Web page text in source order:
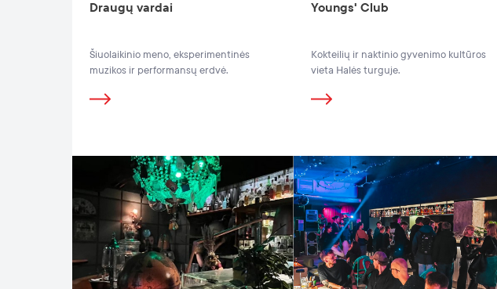
Draugų vardai
Šiuolaikinio meno, eksperimentinės
muzikos ir performansų erdvė.
Youngs' Club
Kokteilių ir naktinio gyvenimo kultūros
vieta Halės turguje.